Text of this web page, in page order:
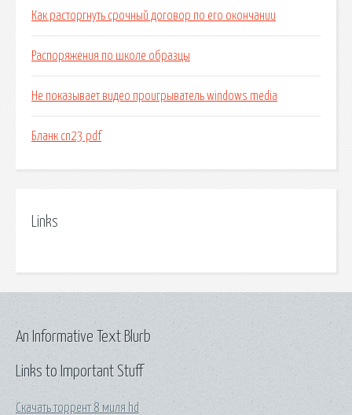
Как расторгнуть срочный договор по его окончании
Распоряжения по школе образцы
Не показывает видео проигрыватель windows media
Бланк cn23 pdf
Links
Links to Important Stuff
Скачать торрент 8 миля hd
An Informative Text Blurb